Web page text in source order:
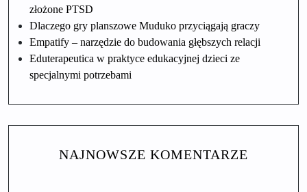
złożone PTSD
Dlaczego gry planszowe Muduko przyciągają graczy
Empatify – narzędzie do budowania głębszych relacji
Eduterapeutica w praktyce edukacyjnej dzieci ze
specjalnymi potrzebami
NAJNOWSZE KOMENTARZE